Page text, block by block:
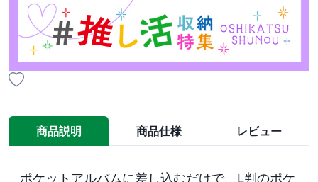
商品説明 商品仕様 レビュー
ポケットアルバムに差し込むだけで、L判のポケ